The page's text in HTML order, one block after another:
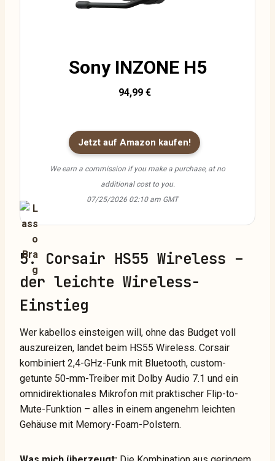
Sony INZONE H5
94,99 €
Jetzt auf Amazon kaufen!
We earn a commission if you make a purchase, at no
additional cost to you.
07/25/2026 02:10 am GMT
5. Corsair HS55 Wireless –
der leichte Wireless-
Einstieg
Wer kabellos einsteigen will, ohne das Budget voll
auszureizen, landet beim HS55 Wireless. Corsair
kombiniert 2,4-GHz-Funk mit Bluetooth, custom-
getunte 50-mm-Treiber mit Dolby Audio 7.1 und ein
omnidirektionales Mikrofon mit praktischer Flip-to-
Mute-Funktion – alles in einem angenehm leichten
Gehäuse mit Memory-Foam-Polstern.